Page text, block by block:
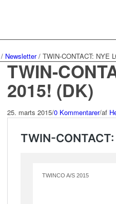
/ Newsletter / TWIN-CONTACT: NYE
TWIN-
2015! (DK)
25. marts 2015/0 Kommentarer/af